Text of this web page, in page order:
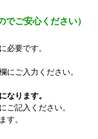
でご安心ください）
必要です。
にご入力ください。
なります。
ご記入ください。
す。